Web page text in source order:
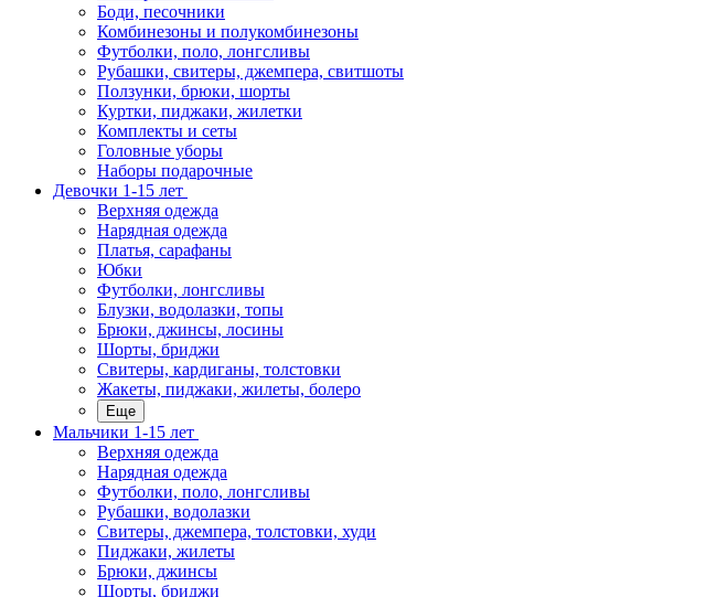
Боди, песочники
Комбинезоны и полукомбинезоны
Футболки, поло, лонгсливы
Рубашки, свитеры, джемпера, свитшоты
Ползунки, брюки, шорты
Куртки, пиджаки, жилетки
Комплекты и сеты
Головные уборы
Наборы подарочные
Девочки 1-15 лет
Верхняя одежда
Нарядная одежда
Платья, сарафаны
Юбки
Футболки, лонгсливы
Блузки, водолазки, топы
Брюки, джинсы, лосины
Шорты, бриджи
Свитеры, кардиганы, толстовки
Жакеты, пиджаки, жилеты, болеро
Еще
Мальчики 1-15 лет
Верхняя одежда
Нарядная одежда
Футболки, поло, лонгсливы
Рубашки, водолазки
Свитеры, джемпера, толстовки, худи
Пиджаки, жилеты
Брюки, джинсы
Шорты, бриджи